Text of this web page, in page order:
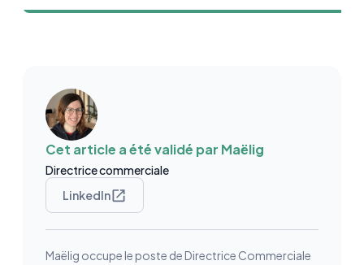
Cet article a été validé par Maëlig
Directrice commerciale
LinkedIn
Maëlig occupe le poste de Directrice Commerciale